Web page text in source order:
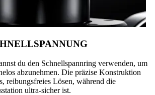
du den Schnellspannring verwenden, um
abzunehmen. Die präzise Konstruktion
reibungsfreies Lösen, während die
ultra-sicher ist.